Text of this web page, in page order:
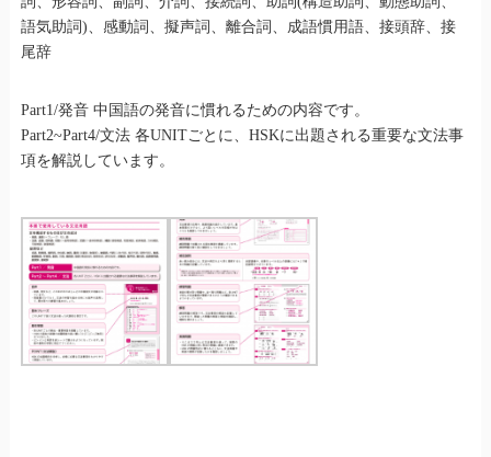
語気助詞)、感動詞、擬声詞、離合詞、成語慣用語、接頭辞、接
尾辞
Part1/発音 中国語の発音に慣れるための内容です。
Part2~Part4/文法 各UNITごとに、HSKに出題される重要な文法事
項を解説しています。